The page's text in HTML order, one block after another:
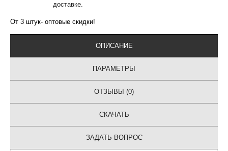
доставке.
От 3 штук- оптовые скидки!
ОПИСАНИЕ
ПАРАМЕТРЫ
ОТЗЫВЫ (0)
СКАЧАТЬ
ЗАДАТЬ ВОПРОС